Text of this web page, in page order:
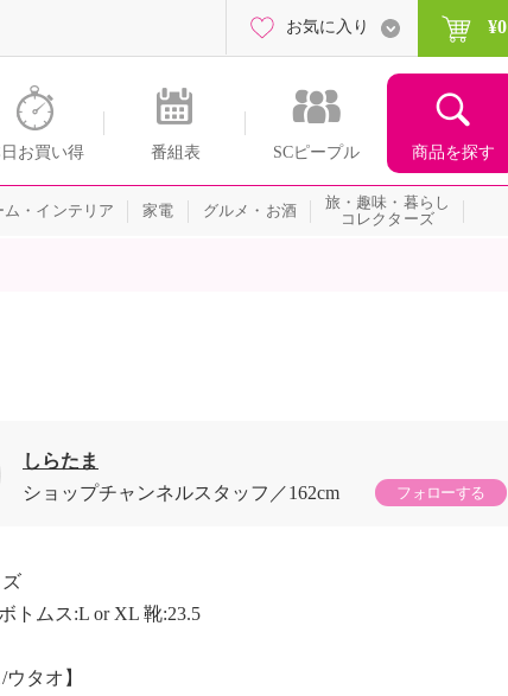
プチャンネル
お買い得 番組表 SCピープル 商品を探す
お気に入り ¥0
ム・インテリア 家電 グルメ・お酒
旅・趣味・暮らし
コレクターズ
しらたま
ショップチャンネルスタッフ
162cm フォローする
トムス:L or XL 靴:23.5
ウタオ】